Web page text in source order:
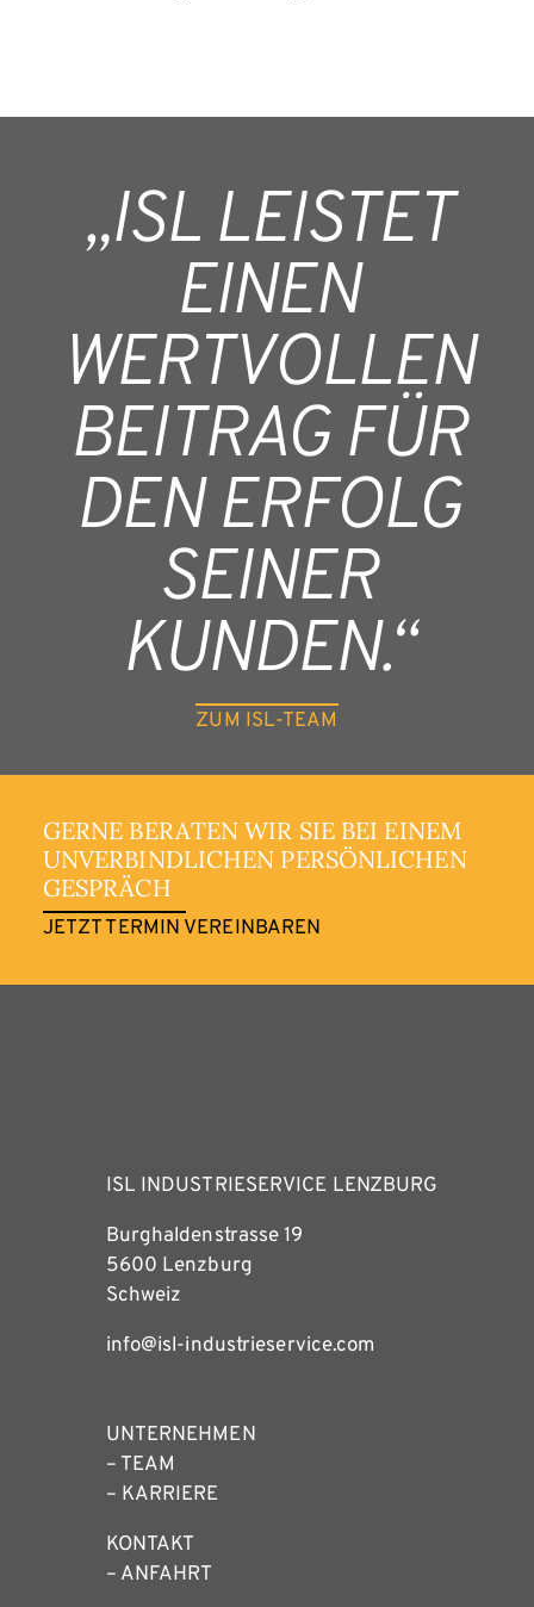
„ISL LEISTET
EINEN
WERTVOLLEN
BEITRAG FÜR
DEN ERFOLG
SEINER
KUNDEN.“
ZUM ISL-TEAM
GERNE BERATEN WIR SIE BEI EINEM
UNVERBINDLICHEN PERSÖNLICHEN
GESPRÄCH
JETZT TERMIN VEREINBAREN
ISL INDUSTRIESERVICE LENZBURG
Burghaldenstrasse 19
5600 Lenzburg
Schweiz
info@isl-industrieservice.com
UNTERNEHMEN
– TEAM
– KARRIERE
KONTAKT
– ANFAHRT